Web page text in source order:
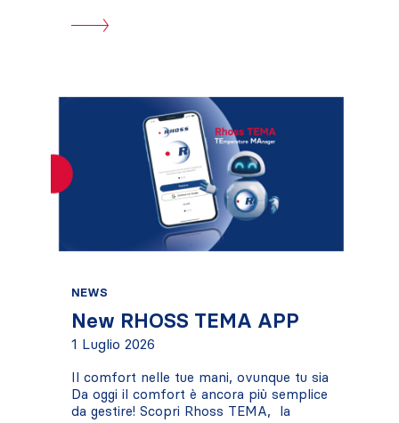
NEWS
New RHOSS TEMA APP
1 Luglio 2026
Il comfort nelle tue mani, ovunque tu sia
Da oggi il comfort è ancora più semplice
da gestire! Scopri Rhoss TEMA, la